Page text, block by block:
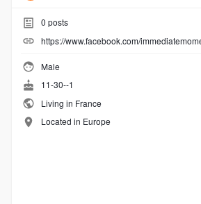
0 posts
https://www.facebook.com/
Male
11-30--1
Living in France
Located in Europe